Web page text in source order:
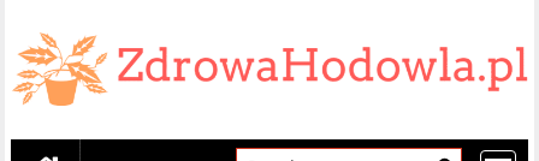
content